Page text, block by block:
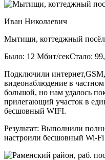
Иван Николаевич
Мытищи, коттеджный
Было: 12 Мбит/секСтало:
Подключили
видеонаблюдение в
большой, но нам удалось
прилегающий участок в
бесшовный WIFI.
Результат: Выполнили
настроили бесшовный Wi-Fi